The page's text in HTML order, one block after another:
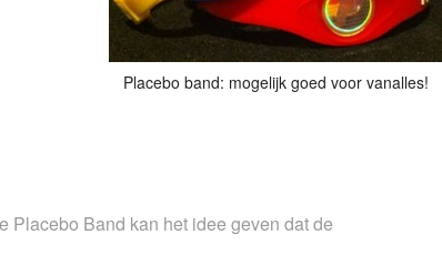
Placebo band: mogelijk goed voor vanalles!
Placebo Band kan het idee geven dat de